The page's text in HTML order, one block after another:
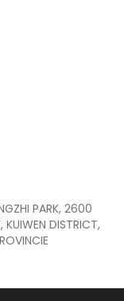
PARK, 2600
KUIWEN DISTRICT,